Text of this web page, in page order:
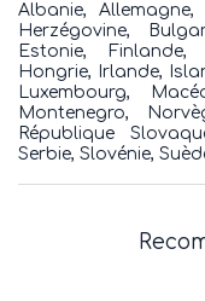
Albanie,
Herzégovine,
Estonie, Finlande,
Hongrie, Irlande,
Luxembourg,
Montenegro,
République
Serbie, Slovénie,